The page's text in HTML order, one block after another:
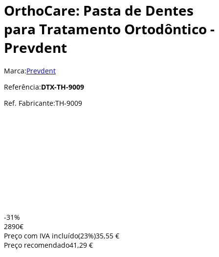
OrthoCare: Pasta de Dentes
para Tratamento Ortodôntico -
Prevdent
Marca:Prevdent
Referência:DTX-TH-9009
Ref. Fabricante:TH-9009
-31%
2890€
Preço com IVA incluído(23%)35,55 €
Preço recomendado41,29 €